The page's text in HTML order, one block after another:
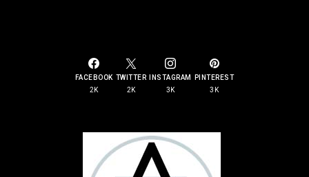
FACEBOOK
2K
TWITTER
2K
INSTAGRAM
3K
PINTEREST
3K